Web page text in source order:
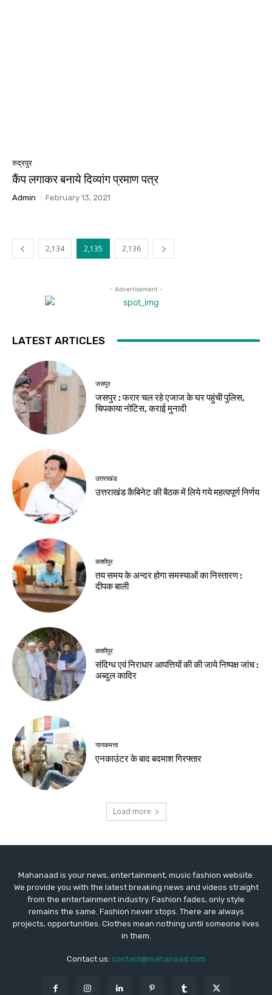
रुद्रपुर
कैंप लगाकर बनाये दिव्यांग प्रमाण पत्र
Admin - February 13, 2021
2,134 2,135 2,136
- Advertisement -
LATEST ARTICLES
जसपुर
जसपुर : फरार चल रहे एजाज के घर पहुंची पुलिस,
चिपकाया नोटिस, कराई मुनादी
उत्तराखंड
उत्तराखंड कैबिनेट की बैठक में लिये गये महत्वपूर्ण निर्णय
काशीपुर
तय समय के अन्दर होगा समस्याओं का निस्तारण :
दीपक बाली
काशीपुर
संदिग्ध एवं निराधार आपत्तियों की की जाये निष्पक्ष जांच :
अब्दुल कादिर
नानकमत्ता
एनकाउंटर के बाद बदमाश गिरफ्तार
Load more
Mahanaad is your news, entertainment, music fashion website.
We provide you with the latest breaking news and videos straight
from the entertainment industry. Fashion fades, only style
remains the same. Fashion never stops. There are always
projects, opportunities. Clothes mean nothing until someone lives
in them.
Contact us: contact@mahanaad.com